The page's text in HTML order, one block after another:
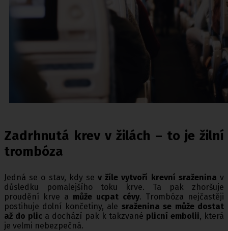
Zadrhnutá krev v žilách – to je žilní
trombóza
Jedná se o stav, kdy sev žíle vytvoří krevní sraženina v
důsledku pomalejšího toku krve. Ta pak zhoršuje
proudění krve a může ucpat cévy. Trombóza nejčastěji
postihuje dolní končetiny, ale sraženina se může dostat
až do plic a dochází pak k takzvané plicní embolii, která
je velmi nebezpečná.